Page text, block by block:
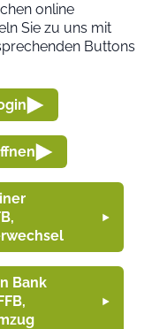
online
Sie zu uns mit
Buttons
Bank